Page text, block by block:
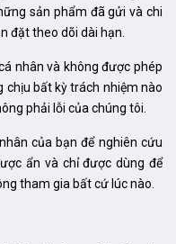
sản phẩm đã gửi và chi
đặt theo dõi dài hạn.
nhân và không được phép
chịu bất kỳ trách nhiệm nào
phải lỗi của chúng tôi.
của bạn để nghiên cứu
ẩn và chỉ được dùng để
tham gia bất cứ lúc nào.